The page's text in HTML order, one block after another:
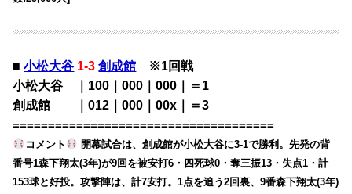
■小松大谷 1-3 創成館 ※1回戦
小松大谷 ｜100｜000｜000｜＝1
創成館 ｜012｜000｜00x｜＝3
=====================================
コメント
開幕試合は、創成館が小松大谷に3-1で勝利。先発の背
番号1森下翔太(3年)が9回を被安打6・四死球0・奪三振13・失点1・計
153球と好投。攻撃陣は、計7安打。1点を追う2回裏、9番森下翔太(3年)